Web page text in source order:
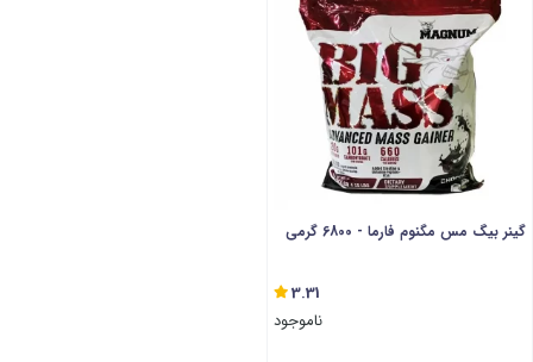
گینر بیگ مس مگنوم فارما - 6800 گرمی
3.31
ناموجود